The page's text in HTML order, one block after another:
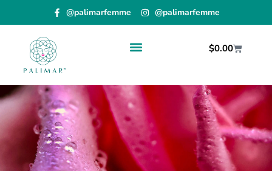
@palimarfemme @palimarfemme
$0.00